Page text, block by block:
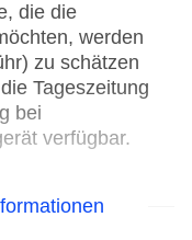
die die
werden
zu schätzen
Tageszeitung
bei
verfügbar.